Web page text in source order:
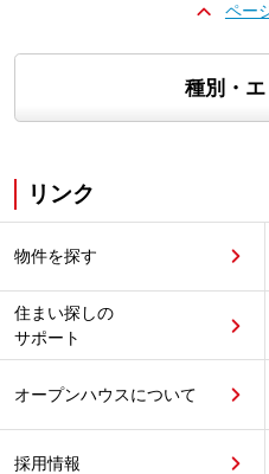
ペー
種別・
リンク
物件を探す
住まい探しの
サポート
オープンハウスについて
採用情報